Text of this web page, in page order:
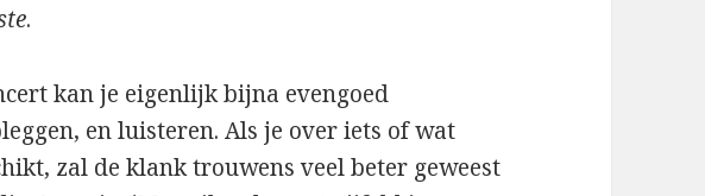
.
kan je eigenlijk bijna evengoed
en luisteren. Als je over iets of wat
zal de klank trouwens veel beter geweest